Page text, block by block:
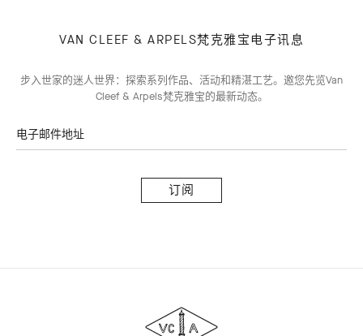
VAN CLEEF & ARPELS梵克雅宝电子讯息
步入世家的迷人世界：探索系列作品、活动和精湛工艺。邀您先览Van
Cleef & Arpels梵克雅宝的最新动态。
电子邮件地址
阅
&
Arpels